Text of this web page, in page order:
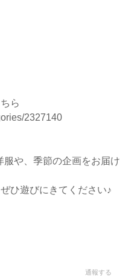
ら
2327140
や、季節の企画をお届け
ひ遊びにきてください♪
通報する